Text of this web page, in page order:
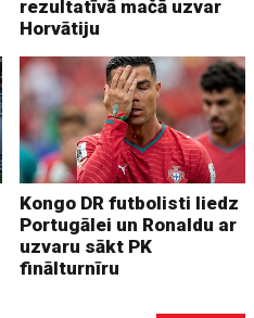
rezultatīvā mačā uzvar
Horvātiju
Kongo DR futbolisti liedz
Portugālei un Ronaldu ar
uzvaru sākt PK
finālturnīru